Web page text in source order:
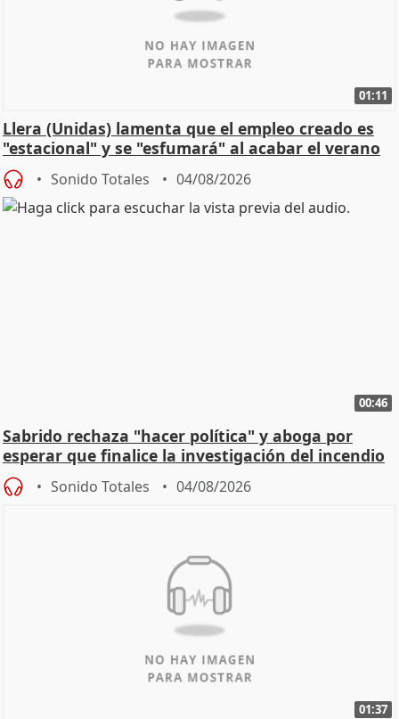
01:11
Llera (Unidas) lamenta que el empleo creado es
"estacional" y se "esfumará" al acabar el verano
Sonido Totales 04/08/2026
00:46
Sabrido rechaza "hacer política" y aboga por
esperar que finalice la investigación del incendio
Sonido Totales 04/08/2026
01:37